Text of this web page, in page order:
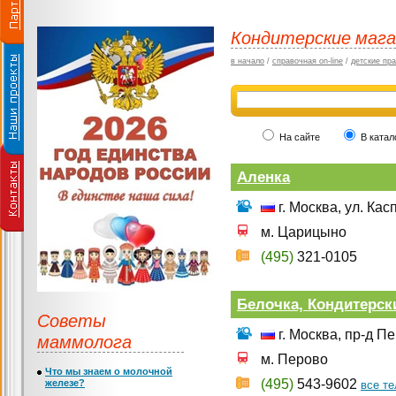
Кондитерские
в начало / справочная on-line / детские
На сайте В
Аленка
г. Москва, ул.
м. Царицыно
(495) 321-0105
Белочка,
г. Москва, пр-д
м. Перово
(495) 543-9602 все
Советы
маммолога
Что мы знаем о молочной
железе?